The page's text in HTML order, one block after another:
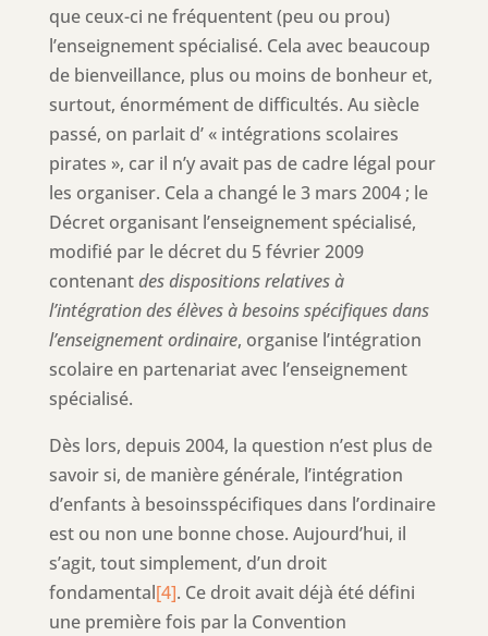
que ceux-ci ne fréquentent (peu ou prou)
l’enseignement spécialisé. Cela avec beaucoup
de bienveillance, plus ou moins de bonheur et,
surtout, énormément de difficultés. Au siècle
passé, on parlait d’ « intégrations scolaires
pirates », car il n’y avait pas de cadre légal pour
les organiser. Cela a changé le 3 mars 2004 ; le
Décret organisant l’enseignement spécialisé,
modifié par le décret du 5 février 2009
contenantdes dispositions relatives à
l’intégration des élèves à besoins spécifiques dans
l’enseignement ordinaire, organise l’intégration
scolaire en partenariat avec l’enseignement
spécialisé.
Dès lors, depuis 2004, la question n’est plus de
savoir si, de manière générale, l’intégration
d’enfants à besoinsspécifiques dans l’ordinaire
est ou non une bonne chose. Aujourd’hui, il
s’agit, tout simplement, d’un droit
fondamental[4]. Ce droit avait déjà été défini
une première fois par la Convention